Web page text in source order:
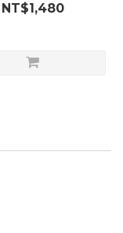
NT$1,480